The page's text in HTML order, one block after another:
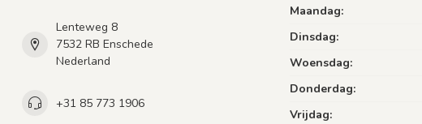
Lenteweg 8
7532 RB Enschede
Nederland
+31 85 773 1906
Maandag:
Dinsdag:
Woensdag:
Donderdag:
Vrijdag: